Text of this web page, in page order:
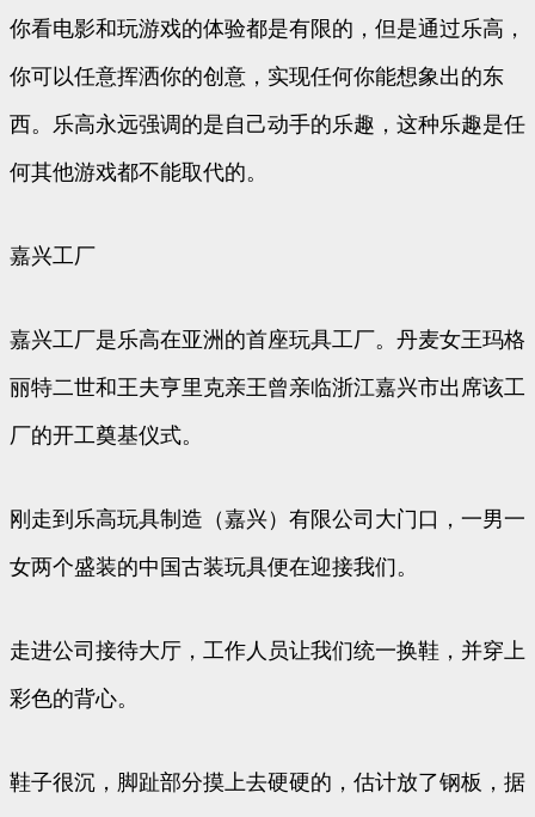
你看电影和玩游戏的体验都是有限的，但是通过乐高，
你可以任意挥洒你的创意，实现任何你能想象出的东
西。乐高永远强调的是自己动手的乐趣，这种乐趣是任
何其他游戏都不能取代的。
嘉兴工厂
嘉兴工厂是乐高在亚洲的首座玩具工厂。丹麦女王玛格
丽特二世和王夫亨里克亲王曾亲临浙江嘉兴市出席该工
厂的开工奠基仪式。
刚走到乐高玩具制造（嘉兴）有限公司大门口，一男一
女两个盛装的中国古装玩具便在迎接我们。
走进公司接待大厅，工作人员让我们统一换鞋，并穿上
彩色的背心。
鞋子很沉，脚趾部分摸上去硬硬的，估计放了钢板，据